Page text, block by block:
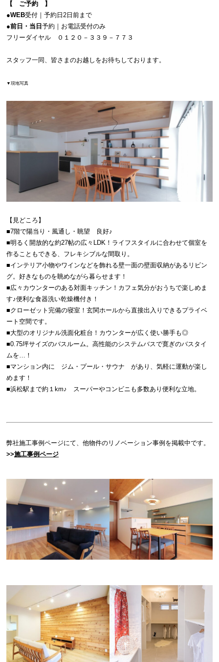
【 ご予約 】
●WEB受付｜予約日2日前まで
●前日・当日 予約｜お電話受付のみ
フリーダイヤル ０１２０－３３９－７７３
スタッフ一同、皆さまのお越しをお待ちしております。
▼現地写真
【見どころ】
■7階で陽当り・風通し・眺望 良好♪
■明るく開放的な約27帖の広々LDK！ ライフスタイルに合わせて個室を
作ることもできる、フレキシブルな間取り。
■インテリア小物やワインなどを飾れる壁一面の壁面収納があるリビン
グ。好きなものを眺めながら暮らせます！
■広々カウンターのある対面キッチン！カフェ気分がおうちで楽しめま
す♪便利な食器洗い乾燥機付き！
■クローゼット完備の寝室！玄関ホールから直接出入りできるプライベ
ート空間です。
■大型のオリジナル洗面化粧台！カウンターが広く使い勝手も◎
■0.75坪サイズのバスルーム。 高性能のシステムバスで寛ぎのバスタイ
ムを…！
■マンション内に ジム・プール・サウナ があり、気軽に運動が楽し
めます！
■浜松駅まで約１km♪ スーパーやコンビニも多数あり便利な立地。
弊社施工事例ページにて、他物件のリノベーション事例を掲載中です。
>>施工事例ページ